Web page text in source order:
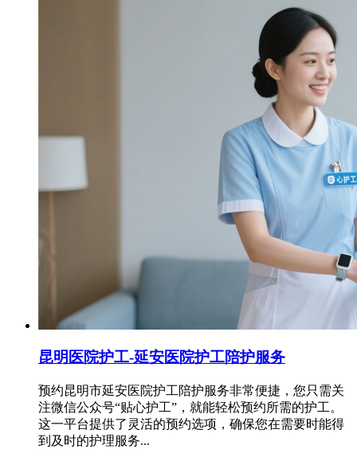
昆明医院护工-延安医院护工陪护服务
预约昆明市延安医院护工陪护服务非常便捷，您只需关
注微信公众号“贴心护工”，就能轻松预约所需的护工。
这一平台提供了灵活的预约选项，确保您在需要时能得
到及时的护理服务...